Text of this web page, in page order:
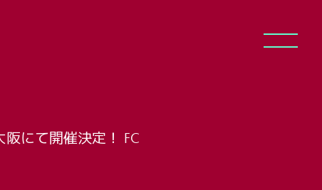
にて開催決定！ FC